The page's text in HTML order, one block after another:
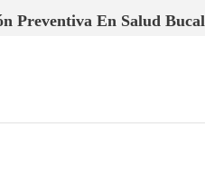
Preventiva En Salud Bucal